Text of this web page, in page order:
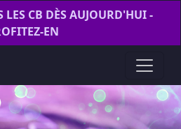
LES CB DÈS AUJOURD'HUI -
EN